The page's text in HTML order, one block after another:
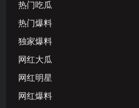
热门吃瓜
热门爆料
独家爆料
网红大瓜
网红明星
网红爆料